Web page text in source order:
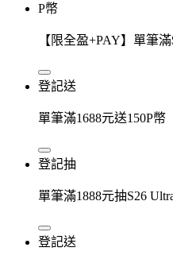
P幣
【限全盈+PAY】單筆
登記送
單筆滿1688元送150P幣
登記抽
單筆滿1888元抽S26
登記送